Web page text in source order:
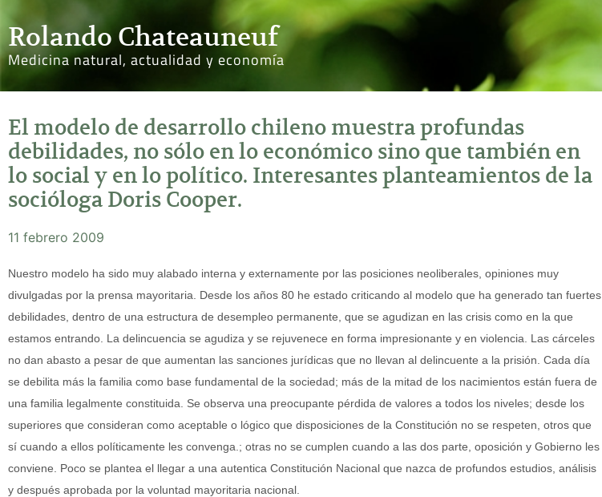
Rolando Chateauneuf
Medicina natural, actualidad y economía
El modelo de desarrollo chileno muestra profundas
debilidades, no sólo en lo económico sino que también en
lo social y en lo político. Interesantes planteamientos de la
socióloga Doris Cooper.
11 febrero 2009
Nuestro modelo ha sido muy alabado interna y externamente por las posiciones neoliberales, opiniones muy
divulgadas por la prensa mayoritaria. Desde los años 80 he estado criticando al modelo que ha generado tan fuertes
debilidades, dentro de una estructura de desempleo permanente, que se agudizan en las crisis como en la que
estamos entrando. La delincuencia se agudiza y se rejuvenece en forma impresionante y en violencia. Las cárceles
no dan abasto a pesar de que aumentan las sanciones jurídicas que no llevan al delincuente a la prisión. Cada día
se debilita más la familia como base fundamental de la sociedad; más de la mitad de los nacimientos están fuera de
una familia legalmente constituida. Se observa una preocupante pérdida de valores a todos los niveles; desde los
superiores que consideran como aceptable o lógico que disposiciones de la Constitución no se respeten, otros que
sí cuando a ellos políticamente les convenga.; otras no se cumplen cuando a las dos parte, oposición y Gobierno les
conviene. Poco se plantea el llegar a una autentica Constitución Nacional que nazca de profundos estudios, análisis
y después aprobada por la voluntad mayoritaria nacional.